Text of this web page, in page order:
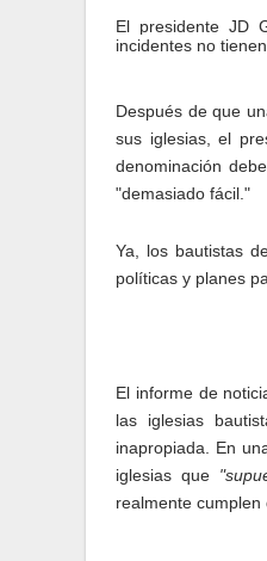
El presidente JD
incidentes no
Después de que
sus iglesias, el
denominación
"demasiado fácil."
Ya, los bautistas
políticas y planes
El informe de
las iglesias
inapropiada. En
iglesias que
realmente cumplen